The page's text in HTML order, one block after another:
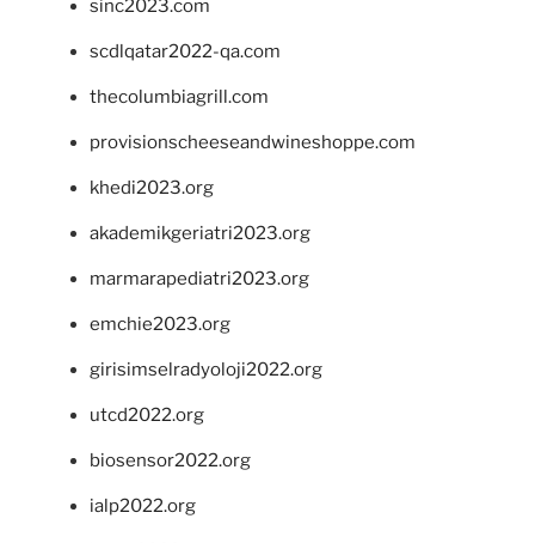
sinc2023.com
scdlqatar2022-qa.com
thecolumbiagrill.com
provisionscheeseandwineshoppe.com
khedi2023.org
akademikgeriatri2023.org
marmarapediatri2023.org
emchie2023.org
girisimselradyoloji2022.org
utcd2022.org
biosensor2022.org
ialp2022.org